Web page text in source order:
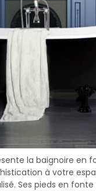
la baignoire
à votre
Ses pieds en